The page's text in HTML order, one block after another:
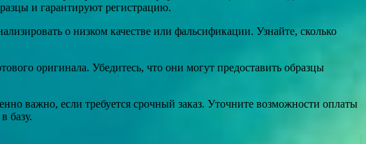
и гарантируют регистрацию.
о низком качестве или фальсификации. Узнайте, сколько
оригинала. Убедитесь, что они могут предоставить образцы
важно, если требуется срочный заказ. Уточните возможности оплаты
базу.